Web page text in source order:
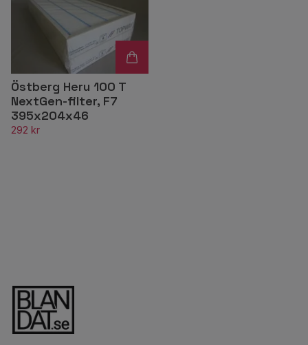
Östberg Heru 100 T
NextGen-filter, F7
395x204x46
292 kr